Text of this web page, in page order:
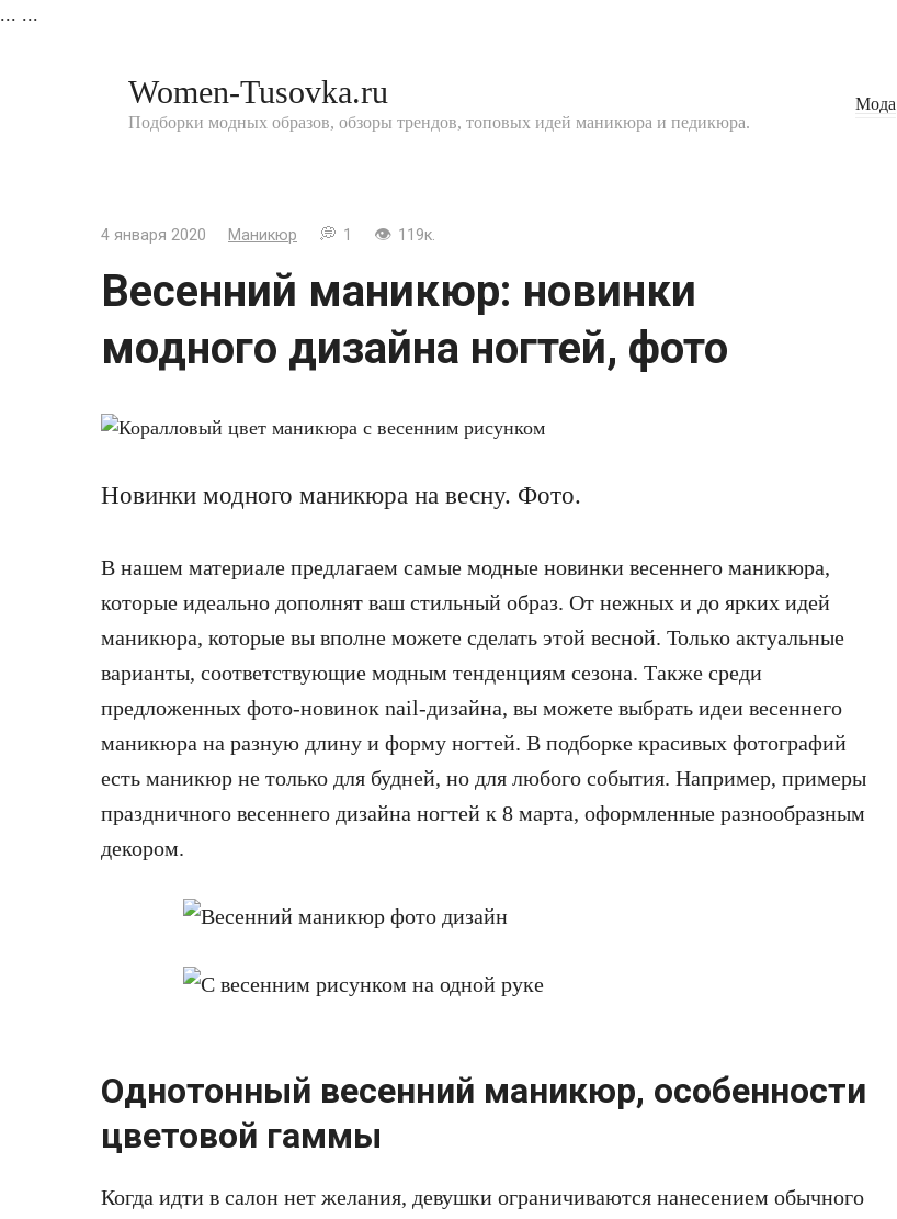
... ...
Women-Tusovka.ru
Подборки модных образов, обзоры трендов, топовых идей маникюра и педикюра.
Мода
4 января 2020 Маникюр 1 119к.
Весенний маникюр: новинки
модного дизайна ногтей, фото
Новинки модного маникюра на весну. Фото.
В нашем материале предлагаем самые модные новинки весеннего маникюра,
которые идеально дополнят ваш стильный образ. От нежных и до ярких идей
маникюра, которые вы вполне можете сделать этой весной. Только актуальные
варианты, соответствующие модным тенденциям сезона. Также среди
предложенных фото-новинок nail-дизайна, вы можете выбрать идеи весеннего
маникюра на разную длину и форму ногтей. В подборке красивых фотографий
есть маникюр не только для будней, но для любого события. Например, примеры
праздничного весеннего дизайна ногтей к 8 марта, оформленные разнообразным
декором.
Однотонный весенний маникюр, особенности
цветовой гаммы
Когда идти в салон нет желания, девушки ограничиваются нанесением обычного